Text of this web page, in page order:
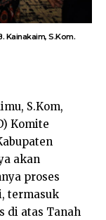
Kainakaim, S.Kom.
S.Kom,
Komite
akan
proses
termasuk
di atas Tanah